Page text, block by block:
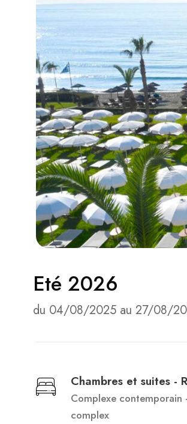
Eté 2026
du 04/08/2025 au 27/08/
Chambres et suites -
Complexe contemporain
complex